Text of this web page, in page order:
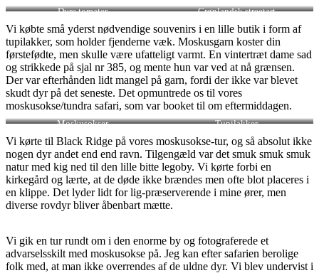
Dyre tomater Grønlandsk streetart
Vi købte små yderst nødvendige souvenirs i en lille butik i form af
tupilakker, som holder fjenderne væk. Moskusgarn koster din
førstefødte, men skulle være ufatteligt varmt. En vintertræt dame sad
og strikkede på sjal nr 385, og mente hun var ved at nå grænsen.
Der var efterhånden lidt mangel på garn, fordi der ikke var blevet
skudt dyr på det seneste. Det opmuntrede os til vores
moskusokse/tundra safari, som var booket til om eftermiddagen.
Moskusokser Tupilakker
Vi kørte til Black Ridge på vores moskusokse-tur, og så absolut ikke
nogen dyr andet end end ravn. Tilgengæld var det smuk smuk smuk
natur med kig ned til den lille bitte legoby. Vi kørte forbi en
kirkegård og lærte, at de døde ikke brændes men ofte blot placeres i
en klippe. Det lyder lidt for lig-præserverende i mine ører, men
diverse rovdyr bliver åbenbart mætte.
Vi gik en tur rundt om i den enorme by og fotograferede et
advarselsskilt med moskusokse på. Jeg kan efter safarien berolige
folk med, at man ikke overrendes af de uldne dyr. Vi blev undervist i